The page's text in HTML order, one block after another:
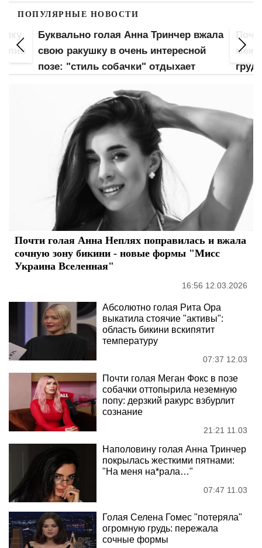
ПОПУЛЯРНЫЕ НОВОСТИ
Почти голая Анна Тринчер засветила
между ног мутное пятно: торчащая
грудь отошла на задний план
Почти голая Анна Неплях поправилась и вжала
сочную зону бикини - новые формы "Мисс
Украина Вселенная"
16:56 12.03.2026
Абсолютно голая Рита Ора
выкатила стоячие "активы":
область бикини вскипятит
температуру
07:37 12.03
Почти голая Меган Фокс в позе
собачки оттопырила неземную
попу: дерзкий ракурс взбурлит
сознание
21:21 11.03
Наполовину голая Анна Тринчер
покрылась жесткими пятнами:
"На меня на*рала…"
07:47 11.03
Голая Селена Гомес "потеряла"
огромную грудь: пережала
сочные формы